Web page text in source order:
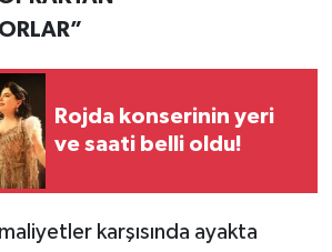
Rojda konserinin yeri
ve saati belli oldu!
karşısında ayakta